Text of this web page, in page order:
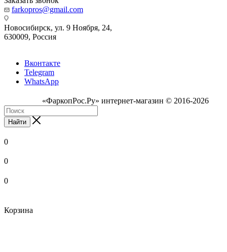
farkopros@gmail.com
Новосибирск, ул. 9 Ноября, 24,
630009, Россия
Вконтакте
Telegram
WhatsApp
«ФаркопРос.Ру» интернет-магазин © 2016-2026
Найти
0
0
0
Корзина